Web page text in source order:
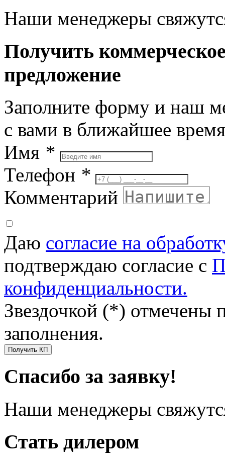
Наши менеджеры
Получить
предложение
Заполните форму и наш
с вами в ближайшее время
Имя *
Телефон *
Комментарий
Даю согласие на
подтверждаю согласие с
конфиденциальности.
Звездочкой (*) отмечены
заполнения.
Получить КП
Спасибо за заявку!
Наши менеджеры
Стать дилером